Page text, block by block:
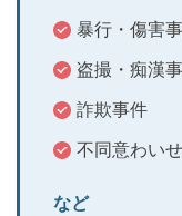
暴行・傷害
盗撮・痴漢
詐欺事件
不同意わい
など